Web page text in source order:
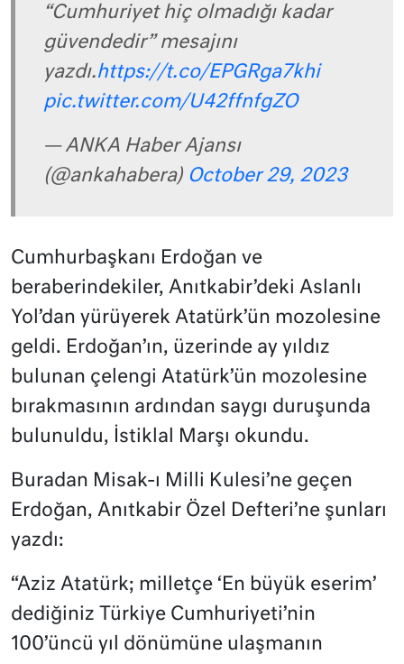
“Cumhuriyet hiç olmadığı kadar
güvendedir” mesajını
yazdı.https://t.co/EPGRga7khi
pic.twitter.com/U42ffnfgZO
— ANKA Haber Ajansı
(@ankahabera) October 29, 2023
Cumhurbaşkanı Erdoğan ve
beraberindekiler, Anıtkabir’deki Aslanlı
Yol’dan yürüyerek Atatürk’ün mozolesine
geldi. Erdoğan’ın, üzerinde ay yıldız
bulunan çelengi Atatürk’ün mozolesine
bırakmasının ardından saygı duruşunda
bulunuldu, İstiklal Marşı okundu.
Buradan Misak-ı Milli Kulesi’ne geçen
Erdoğan, Anıtkabir Özel Defteri’ne şunları
yazdı:
“Aziz Atatürk; milletçe ‘En büyük eserim’
dediğiniz Türkiye Cumhuriyeti’nin
100’üncü yıl dönümüne ulaşmanın